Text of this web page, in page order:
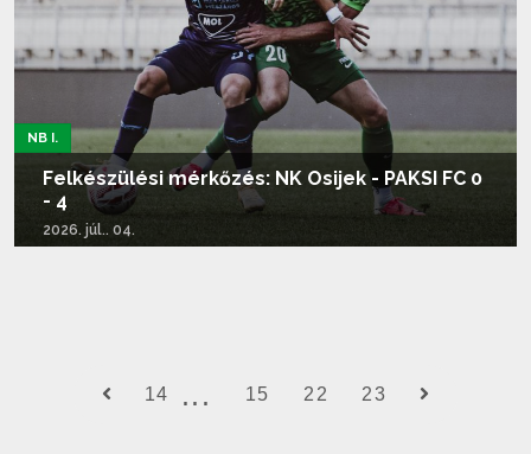
NB I.
Felkészülési mérkőzés: NK Osijek - PAKSI FC 0
- 4
2026. júl.. 04.
14 15 22 23